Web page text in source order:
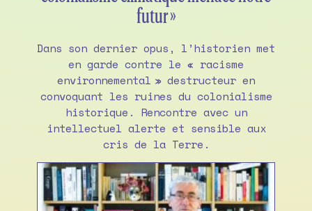
futur »
Dans son dernier opus, l’historien met
en garde contre le « racisme
environnemental » destructeur en
convoquant les ruines du colonialisme
historique. Rencontre avec un
intellectuel alerte et sensible aux
cris de la Terre.